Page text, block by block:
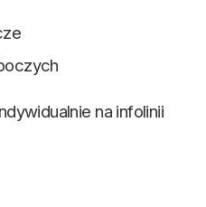
na infolinii